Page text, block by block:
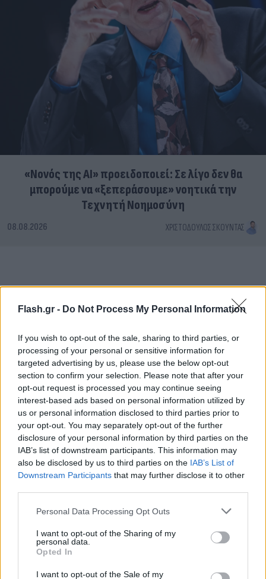
Flash.gr - Do Not Process My Personal Information
If you wish to opt-out of the sale, sharing to third parties, or
processing of your personal or sensitive information for
targeted advertising by us, please use the below opt-out
section to confirm your selection. Please note that after your
opt-out request is processed you may continue seeing
interest-based ads based on personal information utilized by
us or personal information disclosed to third parties prior to
your opt-out. You may separately opt-out of the further
disclosure of your personal information by third parties on the
IAB’s list of downstream participants. This information may
also be disclosed by us to third parties on the IAB’s List of
Downstream Participants that may further disclose it to other
Please note that this website/app uses one or more Google
not limited to your visit or usage behaviour. You may click to
grant or deny consent to Google and its third-party tags to
use your data for below specified purposes in below Google
consent section.
Personal Data Processing Opt Outs
I want to opt-out of the Sharing of my
personal data.
Opted In
I want to opt-out of the Sale of my
«Νονός της AI» προειδοποιεί: Σε λίγο δεν θα
μπορούμε να «ξεπεράσουμε» νοητικά την
Τεχνητή Νοημοσύνη
08.08.2026 ΧΡΙΣΤΌΔΟΥΛΟΣ ΣΚΟΎΝΤΑΣ